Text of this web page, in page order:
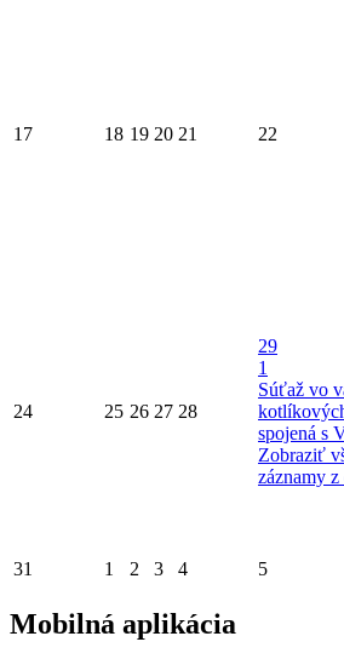
17 18 19 20 21 22
24 25 26 27 28
29
1
Súťaž vo
spojená s
Zobraziť
záznamy z
31
1 2 3 4 5
Mobilná aplikácia